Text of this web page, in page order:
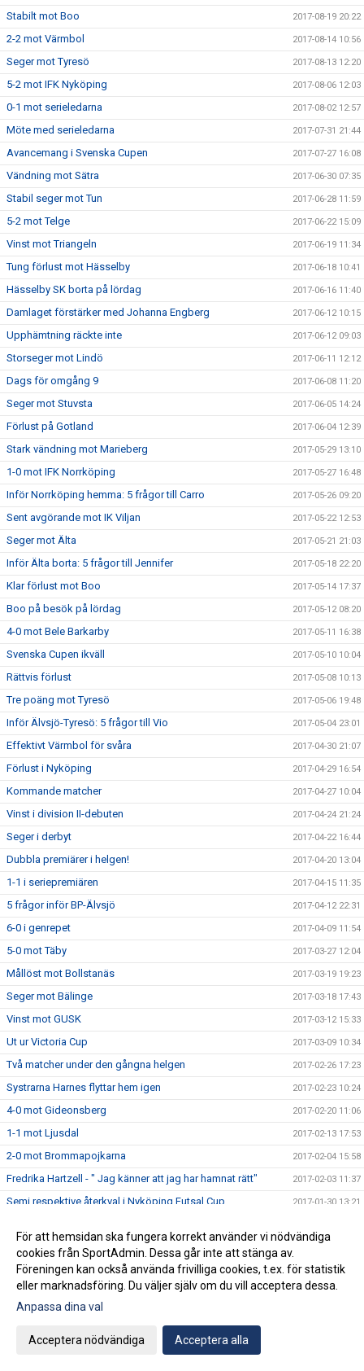
Stabilt mot Boo 2017-08-19 20:22
2-2 mot Värmbol 2017-08-14 10:56
Seger mot Tyresö 2017-08-13 12:20
5-2 mot IFK Nyköping 2017-08-06 12:03
0-1 mot serieledarna 2017-08-02 12:57
Möte med serieledarna 2017-07-31 21:44
Avancemang i Svenska Cupen 2017-07-27 16:08
Vändning mot Sätra 2017-06-30 07:35
Stabil seger mot Tun 2017-06-28 11:59
5-2 mot Telge 2017-06-22 15:09
Vinst mot Triangeln 2017-06-19 11:34
Tung förlust mot Hässelby 2017-06-18 10:41
Hässelby SK borta på lördag 2017-06-16 11:40
Damlaget förstärker med Johanna Engberg 2017-06-12 10:15
Upphämtning räckte inte 2017-06-12 09:03
Storseger mot Lindö 2017-06-11 12:12
Dags för omgång 9 2017-06-08 11:20
Seger mot Stuvsta 2017-06-05 14:24
Förlust på Gotland 2017-06-04 12:39
Stark vändning mot Marieberg 2017-05-29 13:10
1-0 mot IFK Norrköping 2017-05-27 16:48
Inför Norrköping hemma: 5 frågor till Carro 2017-05-26 09:20
Sent avgörande mot IK Viljan 2017-05-22 12:53
Seger mot Älta 2017-05-21 21:03
Inför Älta borta: 5 frågor till Jennifer 2017-05-18 22:20
Klar förlust mot Boo 2017-05-14 17:37
Boo på besök på lördag 2017-05-12 08:20
4-0 mot Bele Barkarby 2017-05-11 16:38
Svenska Cupen ikväll 2017-05-10 10:04
Rättvis förlust 2017-05-08 10:13
Tre poäng mot Tyresö 2017-05-06 19:48
Inför Älvsjö-Tyresö: 5 frågor till Vio 2017-05-04 23:01
Effektivt Värmbol för svåra 2017-04-30 21:07
Förlust i Nyköping 2017-04-29 16:54
Kommande matcher 2017-04-27 10:04
Vinst i division II-debuten 2017-04-24 21:24
Seger i derbyt 2017-04-22 16:44
Dubbla premiärer i helgen! 2017-04-20 13:04
1-1 i seriepremiären 2017-04-15 11:35
5 frågor inför BP-Älvsjö 2017-04-12 22:31
6-0 i genrepet 2017-04-09 11:54
5-0 mot Täby 2017-03-27 12:04
Mållöst mot Bollstanäs 2017-03-19 19:23
Seger mot Bälinge 2017-03-18 17:43
Vinst mot GUSK 2017-03-12 15:33
Ut ur Victoria Cup 2017-03-09 10:34
Två matcher under den gångna helgen 2017-02-26 17:23
Systrarna Harnes flyttar hem igen 2017-02-23 10:24
4-0 mot Gideonsberg 2017-02-20 11:06
1-1 mot Ljusdal 2017-02-13 17:53
2-0 mot Brommapojkarna 2017-02-04 15:58
Fredrika Hartzell - " Jag känner att jag har hamnat rätt" 2017-02-03 11:37
Semi respektive återkval i Nyköping Futsal Cup 2017-01-30 13:21
Seger respektive semifinal i NFF-cupen
Finalförlust i förlängningen 2017-01-09 14:18
Klara för final i ST-cupen 2017-01-07 22:44
Vidare till slutspelet i ST-cupen
Frida Lindbo lägger skorna på hyllan
För att hemsidan ska fungera korrekt använder vi nödvändiga
cookies från SportAdmin. Dessa går inte att stänga av.
Föreningen kan också använda frivilliga cookies, t.ex. för statistik
eller marknadsföring. Du väljer själv om du vill acceptera dessa.
Anpassa dina val
Acceptera nödvändiga Acceptera alla